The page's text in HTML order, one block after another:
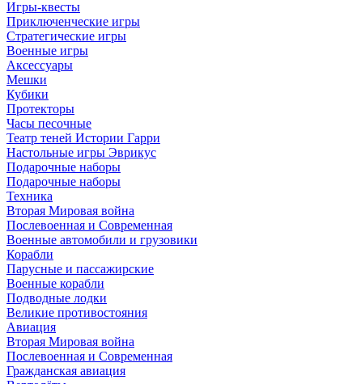
Игры-квесты
Приключенческие игры
Стратегические игры
Военные игры
Аксессуары
Мешки
Кубики
Протекторы
Часы песочные
Театр теней Истории Гарри
Настольные игры Эврикус
Подарочные наборы
Подарочные наборы
Техника
Вторая Мировая война
Послевоенная и Современная
Военные автомобили и грузовики
Корабли
Парусные и пассажирские
Военные корабли
Подводные лодки
Великие противостояния
Авиация
Вторая Мировая война
Послевоенная и Современная
Гражданская авиация